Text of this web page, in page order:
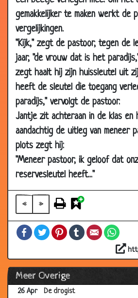
gemakkelijker te maken werkt de
vergelijkingen.
"Kijk," zegt de pastoor, tegen de
jaar, "de vrouw dat is het
zegt haalt hij zijn huissleutel uit
heeft de sleutel die toegang
paradijs," vervolgt de pastoor.
Jantje zit achteraan in de klas en
aandachtig de uitleg van meneer
plots zegt hij:
"Meneer pastoor, ik geloof dat
reservesleutel heeft..."
« »
FacebookTwitterPinterestTumblrEmail
Meer Overige
May
2007
Bij de rechter
03
May
2007
Blinde piloten
03
May
2007
Slechte kerst
03
2007
Belletjes
May
2007
De Dikke van Dale uitgelegd
27 Apr
Brutale papegaai
26 Apr
Onder de olifant
2007
26 Apr
De drogist